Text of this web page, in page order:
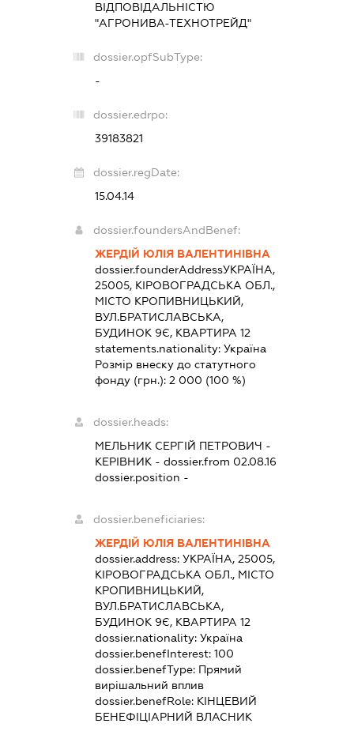
ВІДПОВІДАЛЬНІСТЮ
"АГРОНИВА-ТЕХНОТРЕЙД"
dossier.opfSubType:
-
dossier.edrpo:
39183821
dossier.regDate:
15.04.14
dossier.foundersAndBenef:
ЖЕРДІЙ ЮЛІЯ ВАЛЕНТИНІВНА
dossier.founderAddressУКРАЇНА,
25005, КІРОВОГРАДСЬКА ОБЛ.,
МІСТО КРОПИВНИЦЬКИЙ,
ВУЛ.БРАТИСЛАВСЬКА,
БУДИНОК 9Є, КВАРТИРА 12
statements.nationality: Україна
Розмір внеску до статутного
фонду (грн.): 2 000 (100 %)
dossier.heads:
МЕЛЬНИК СЕРГІЙ ПЕТРОВИЧ -
КЕРІВНИК- dossier.from 02.08.16
dossier.position -
dossier.beneficiaries:
ЖЕРДІЙ ЮЛІЯ ВАЛЕНТИНІВНА
dossier.address: УКРАЇНА, 25005,
КІРОВОГРАДСЬКА ОБЛ., МІСТО
КРОПИВНИЦЬКИЙ,
ВУЛ.БРАТИСЛАВСЬКА,
БУДИНОК 9Є, КВАРТИРА 12
dossier.nationality: Україна
dossier.benefInterest: 100
dossier.benefType: Прямий
вирішальний вплив
dossier.benefRole: КІНЦЕВИЙ
БЕНЕФІЦІАРНИЙ ВЛАСНИК